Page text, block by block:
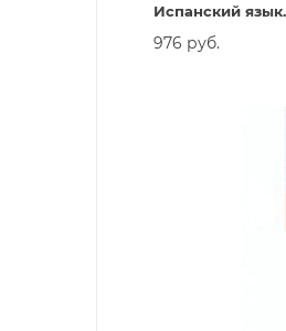
Испанский
976 руб.